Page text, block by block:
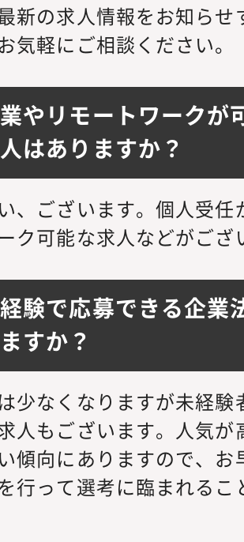
新の求人情報をお知ら
気軽にご相談ください。
やリモートワークが
はありますか？
、ございます。個人受
ク可能な求人などがござ
験で応募できる企業
すか？
少なくなりますが未経
人もございます。人気
傾向にありますので、
行って選考に臨まれる